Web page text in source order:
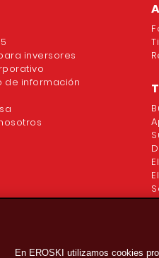
inversores
de información
En EROSKI utilizamos cookies